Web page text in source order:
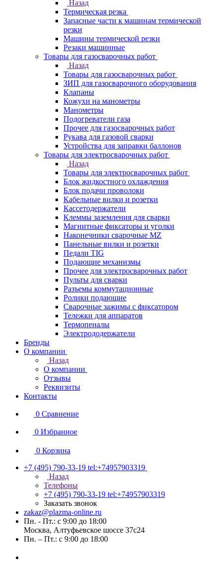
Назад
Термическая резка
Запасные части к машинам термической
резки
Машины термической резки
Резаки машинные
Товары для газосварочных работ
Назад
Товары для газосварочных работ
ЗИП для газосварочного оборудования
Клапаны
Кожухи на манометры
Манометры
Подогреватели газа
Прочее для газосварочных работ
Рукава для газовой сварки
Устройства для заправки баллонов
Товары для электросварочных работ
Назад
Товары для электросварочных работ
Блок жидкостного охлаждения
Блок подачи проволоки
Кабельные вилки и розетки
Кассетодержатели
Клеммы заземления для сварки
Магнитные фиксаторы и уголки
Наконечники сварочные MZ
Панельные вилки и розетки
Педали TIG
Подающие механизмы
Прочее для электросварочных работ
Пульты для сварки
Разъемы коммутационные
Ролики подающие
Сварочные зажимы с фиксатором
Тележки для аппаратов
Термопеналы
Электрододержатели
Бренды
О компании
Назад
О компании
Отзывы
Реквизиты
Контакты
0 Сравнение
0 Избранное
0 Корзина
+7 (495) 790-33-19 tel:+74957903319
Назад
Телефоны
+7 (495) 790-33-19 tel:+74957903319
Заказать звонок
zakaz@plazma-online.ru
Пн. - Пт.: с 9:00 до 18:00
Москва, Алтуфьевское шоссе 37с24
Пн. – Пт.: с 9:00 до 18:00